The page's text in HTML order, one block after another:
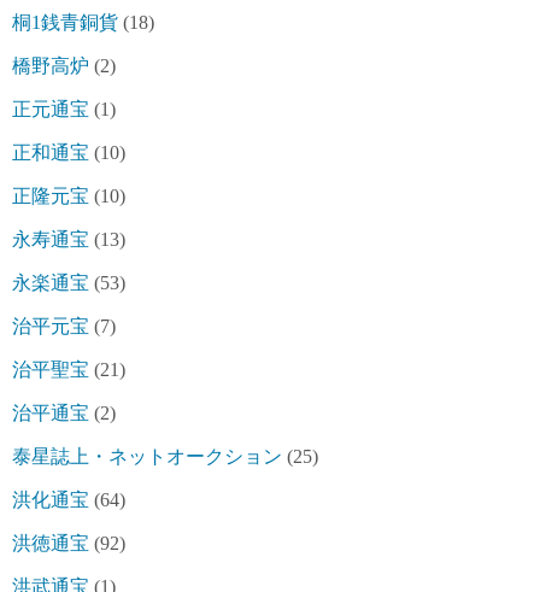
桐1銭青銅貨 (18)
橋野高炉 (2)
正元通宝 (1)
正和通宝 (10)
正隆元宝 (10)
永寿通宝 (13)
永楽通宝 (53)
治平元宝 (7)
治平聖宝 (21)
治平通宝 (2)
泰星誌上・ネットオークション (25)
洪化通宝 (64)
洪徳通宝 (92)
洪武通宝 (1)